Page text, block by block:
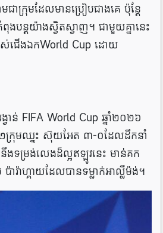
ា​ក្រុម​ដែល​មាន​ប្រៀប​ជាង​គេ ប៉ុន្តែ​
ងបន្តយ៉ាងស្វិតស្វាញ។ ជាមួយគ្នានេះ
ាស់​ជើង​ឯក​World Cup ដោយ
វាន់ FIFA World Cup ឆ្នាំ២០២៦
៣២ក្រុមឈ្នះ ស៊ុយអែត ៣-០ដែលដឹកនាំ
ទម្រង់លេងដ៏ល្អឥឡូវនេះ មាន់គក
ារ៉ាហ្គាយដែលបានទម្លាក់អាល្លឺម៉ង់។